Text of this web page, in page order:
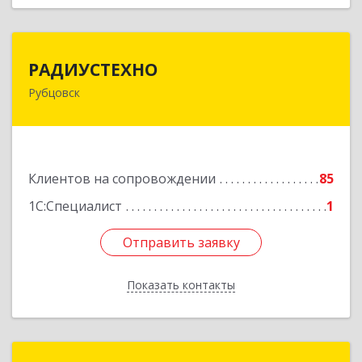
РАДИУСТЕХНО
Рубцовск
Клиентов на сопровождении
85
1С:Специалист
1
Отправить заявку
Показать контакты
658225, Алтайский край, Рубцовск г, Ленина пр-
Отправить заявку
Назад